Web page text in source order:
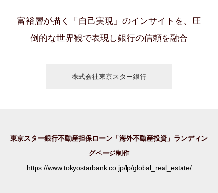
富裕層が描く「自己実現」のインサイトを、圧
倒的な世界観で表現し銀行の信頼を融合
株式会社東京スター銀行
東京スター銀行不動産担保ローン「海外不動産投資」ランディン
グページ制作
https://www.tokyostarbank.co.jp/lp/global_real_estate/